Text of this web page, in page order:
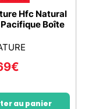
Hfc Natural
Boîte
€
au panier